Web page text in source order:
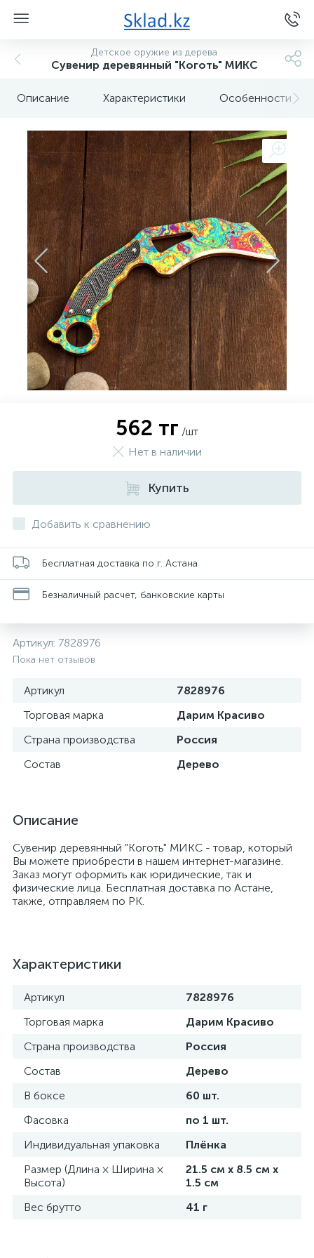
Детское оружие из дерева
Сувенир деревянный "Коготь" МИКС
Описание Характеристики Особенности
562 тг /шт
Нет в наличии
Купить
Добавить к сравнению
Бесплатная доставка по г. Астана
Безналичный расчет, банковские карты
Артикул: 7828976
Пока нет отзывов
Артикул
7828976
Торговая марка
Дарим Красиво
Страна производства
Россия
Состав
Дерево
Описание
Сувенир деревянный "Коготь" МИКС - товар, который
Вы можете приобрести в нашем интернет-магазине.
Заказ могут оформить как юридические, так и
физические лица. Бесплатная доставка по Астане,
также, отправляем по РК.
Характеристики
Артикул
7828976
Торговая марка
Дарим Красиво
Страна производства
Россия
Состав
Дерево
В боксе
60 шт.
Фасовка
по 1 шт.
Индивидуальная упаковка
Плёнка
Размер (Длина × Ширина ×
Высота)
21.5 см х 8.5 см х
1.5 см
Вес брутто
41 г